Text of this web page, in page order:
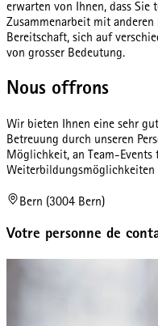
erwarten von Ihnen, dass Sie
Zusammenarbeit mit
Bereitschaft, sich auf
von grosser Bedeutung.
Nous offrons
Wir bieten Ihnen eine sehr
Betreuung durch unseren
Möglichkeit, an Team-
Bern (3004 Bern)
Votre personne de